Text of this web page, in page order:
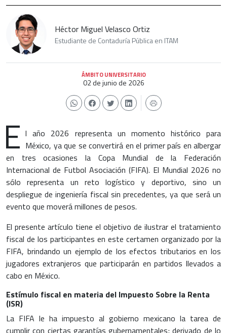
Héctor Miguel Velasco Ortiz
Estudiante de Contaduría Pública en ITAM
ÁMBITO UNIVERSITARIO
02 de junio de 2026
E l año 2026 representa un momento histórico para
México, ya que se convertirá en el primer país en albergar
en tres ocasiones la Copa Mundial de la Federación
Internacional de Futbol Asociación (FIFA). El Mundial 2026 no
sólo representa un reto logístico y deportivo, sino un
despliegue de ingeniería fiscal sin precedentes, ya que será un
evento que moverá millones de pesos.
El presente artículo tiene el objetivo de ilustrar el tratamiento
fiscal de los participantes en este certamen organizado por la
FIFA, brindando un ejemplo de los efectos tributarios en los
jugadores extranjeros que participarán en partidos llevados a
cabo en México.
Estímulo fiscal en materia del Impuesto Sobre la Renta
(ISR)
La FIFA le ha impuesto al gobierno mexicano la tarea de